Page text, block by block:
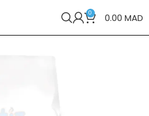
0 0.00 MAD